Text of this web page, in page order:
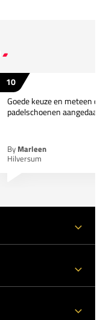
10
Goede keuze en meteen
padelschoenen
By Marleen
Hilversum